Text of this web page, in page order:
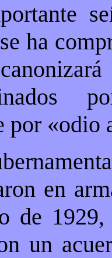
ha
por «odio
en
de
un